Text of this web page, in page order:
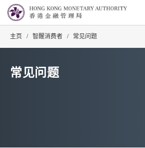
主页 / 智醒消费者 / 常见问题
常见问题